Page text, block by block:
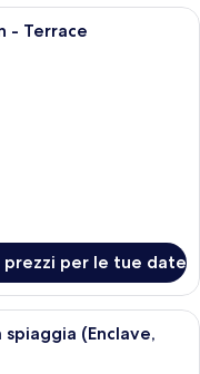
camera d'albergo con
- Terrace
prezzi per le tue date
camera d'albergo con
(Enclave,